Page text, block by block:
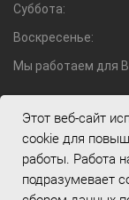
Суббота:
Воскресенье:
Мы работаем для
©
Этот веб-сайт
cookie для
работы. Работа
подразумевает